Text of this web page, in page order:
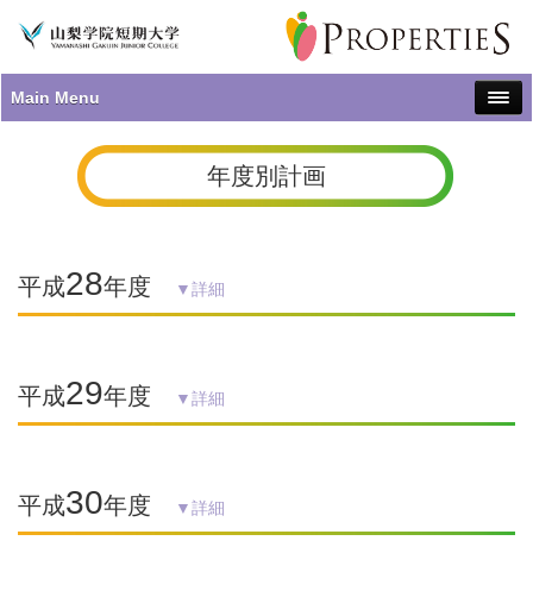
Main Menu
年度別計画
平成28年度 ▼詳細
平成29年度 ▼詳細
平成30年度 ▼詳細